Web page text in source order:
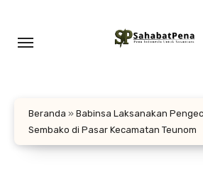
konten
Beranda » Babinsa Laksanakan
Sembako di Pasar Kecamatan Teunom